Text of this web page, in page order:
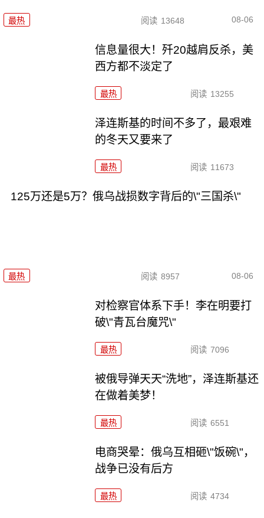
最热 阅读 13648 08-06
信息量很大！歼20越肩反杀，美
西方都不淡定了
最热 阅读 13255
泽连斯基的时间不多了，最艰难
的冬天又要来了
最热 阅读 11673
125万还是5万？俄乌战损数字背后的\"三国杀\"
最热 阅读 8957 08-06
对检察官体系下手！李在明要打
破\"青瓦台魔咒\"
最热 阅读 7096
被俄导弹天天“洗地”，泽连斯基还
在做着美梦！
最热 阅读 6551
电商哭晕：俄乌互相砸\"饭碗\"，
战争已没有后方
最热 阅读 4734